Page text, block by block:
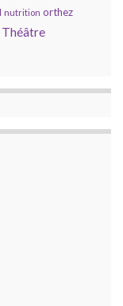
nutrition orthez
Théâtre